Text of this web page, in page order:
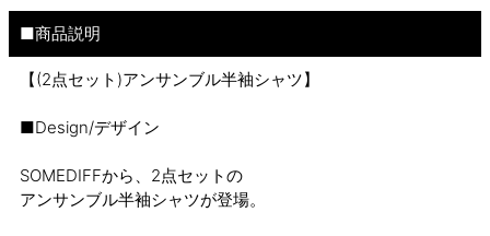
■商品説明
【(2点セット)アンサンブル半袖シャツ】
■Design/デザイン
SOMEDIFFから、2点セットの
アンサンブル半袖シャツが登場。